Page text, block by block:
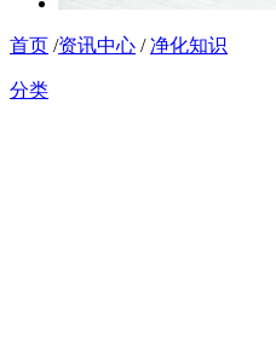
首页 /资讯中心 /净化知识
分类